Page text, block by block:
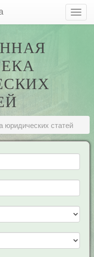
юридических статей